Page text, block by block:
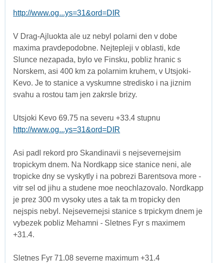
http://www.og...ys=31&ord=DIR
V Drag-Ajluokta ale uz nebyl polarni den v dobe
maxima pravdepodobne. Nejtepleji v oblasti, kde
Slunce nezapada, bylo ve Finsku, pobliz hranic s
Norskem, asi 400 km za polarnim kruhem, v Utsjoki-
Kevo. Je to stanice a vyskumne stredisko i na jiznim
svahu a rostou tam jen zakrsle brizy.
Utsjoki Kevo 69.75 na severu +33.4 stupnu
http://www.og...ys=31&ord=DIR
Asi padl rekord pro Skandinavii s nejsevernejsim
tropickym dnem. Na Nordkapp sice stanice neni, ale
tropicke dny se vyskytly i na pobrezi Barentsova more -
vitr sel od jihu a studene moe neochlazovalo. Nordkapp
je prez 300 m vysoky utes a tak ta m tropicky den
nejspis nebyl. Nejsevernejsi stanice s trpickym dnem je
vybezek pobliz Mehamni - Sletnes Fyr s maximem
+31.4.
Sletnes Fyr 71.08 severne maximum +31.4